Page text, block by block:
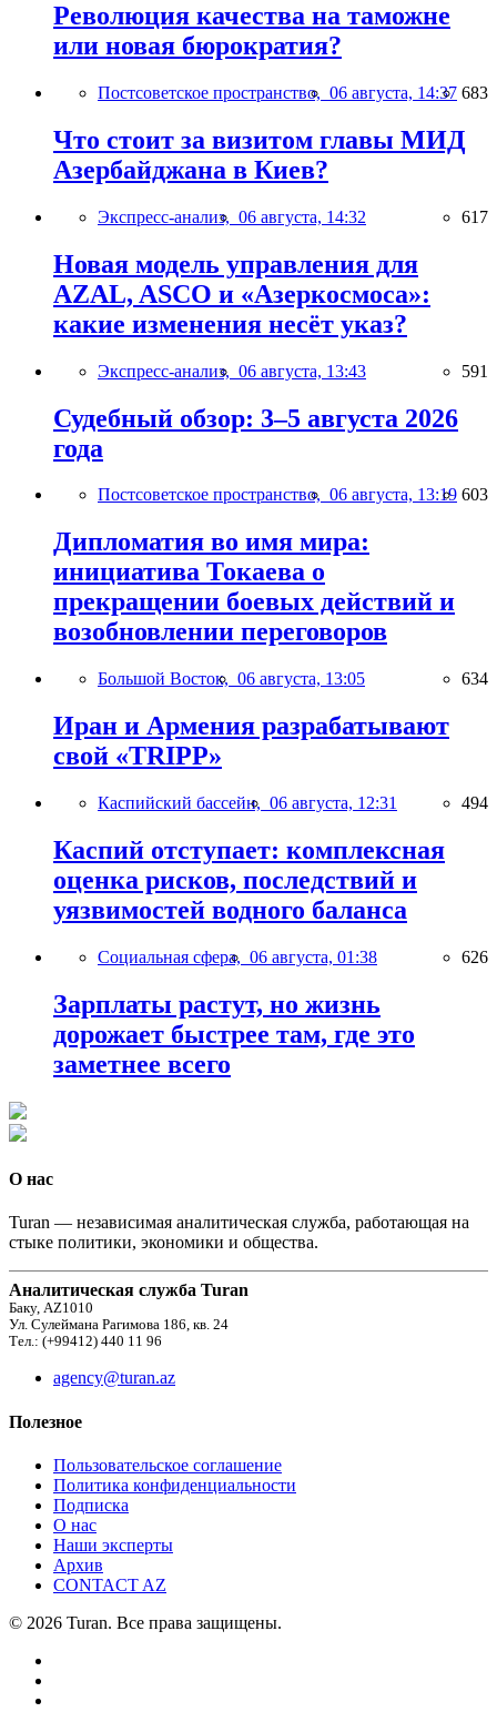
Революция качества на таможне
или новая бюрократия?
Постсоветское пространство, 06 августа, 14:37 683
Что стоит за визитом главы МИД
Азербайджана в Киев?
Экспресс-анализ, 06 августа, 14:32 617
Новая модель управления для
AZAL, ASCO и «Азеркосмоса»:
какие изменения несёт указ?
Экспресс-анализ, 06 августа, 13:43 591
Судебный обзор: 3–5 августа 2026
года
Постсоветское пространство, 06 августа, 13:19 603
Дипломатия во имя мира:
инициатива Токаева о
прекращении боевых действий и
возобновлении переговоров
Большой Восток, 06 августа, 13:05 634
Иран и Армения разрабатывают
свой «TRIPP»
Каспийский бассейн, 06 августа, 12:31 494
Каспий отступает: комплексная
оценка рисков, последствий и
уязвимостей водного баланса
Социальная сфера, 06 августа, 01:38 626
Зарплаты растут, но жизнь
дорожает быстрее там, где это
заметнее всего
О нас
Turan — независимая аналитическая служба, работающая на
стыке политики, экономики и общества.
Аналитическая служба Turan
Баку, AZ1010
Ул. Сулеймана Рагимова 186, кв. 24
Тел.: (+99412) 440 11 96
agency@turan.az
Полезное
Пользовательское соглашение
Политика конфиденциальности
Подписка
О нас
Наши эксперты
Архив
CONTACT AZ
© 2026 Turan. Все права защищены.